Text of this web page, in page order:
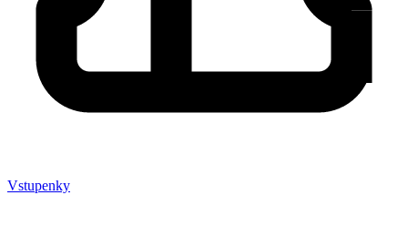
Vstupenky